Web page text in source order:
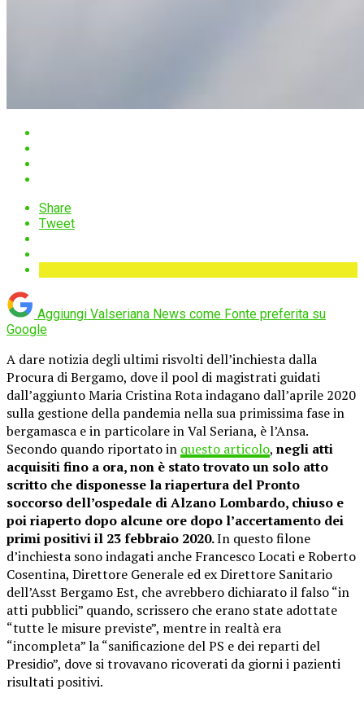
Share
Tweet
Aggiungi Valseriana News come Fonte preferita su
Google
A dare notizia degli ultimi risvolti dell’inchiesta dalla
Procura di Bergamo, dove il pool di magistrati guidati
dall’aggiunto Maria Cristina Rota indagano dall’aprile 2020
sulla gestione della pandemia nella sua primissima fase in
bergamasca e in particolare in Val Seriana, è l’Ansa.
Secondo quando riportato in questo articolo, negli atti
acquisiti fino a ora, non è stato trovato un solo atto
scritto che disponesse la riapertura del Pronto
soccorso dell’ospedale di Alzano Lombardo, chiuso e
poi riaperto dopo alcune ore dopo l’accertamento dei
primi positivi il 23 febbraio 2020.In questo filone
d’inchiesta sono indagati anche Francesco Locati e Roberto
Cosentina, Direttore Generale ed ex Direttore Sanitario
dell’Asst Bergamo Est, che avrebbero dichiarato il falso “in
atti pubblici” quando, scrissero che erano state adottate
“tutte le misure previste”, mentre in realtà era
“incompleta” la “sanificazione del PS e dei reparti del
Presidio”, dove si trovavano ricoverati da giorni i pazienti
risultati positivi.